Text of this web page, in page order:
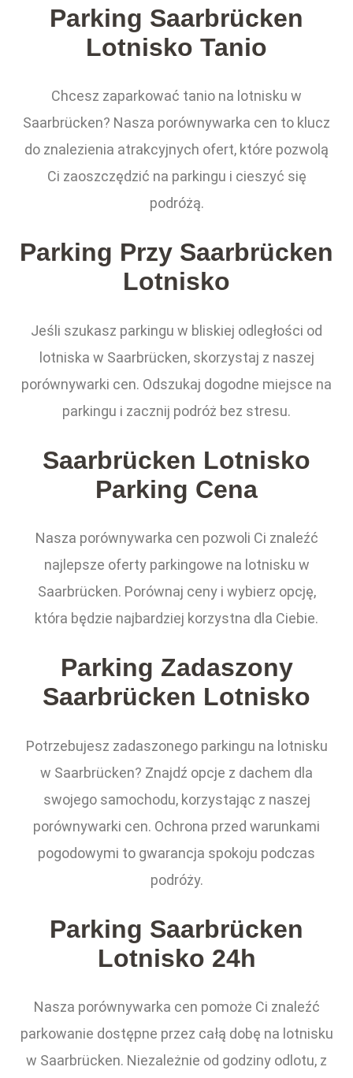
Parking Saarbrücken
Lotnisko Tanio
Chcesz zaparkować tanio na lotnisku w
Saarbrücken? Nasza porównywarka cen to klucz
do znalezienia atrakcyjnych ofert, które pozwolą
Ci zaoszczędzić na parkingu i cieszyć się
podróżą.
Parking Przy Saarbrücken
Lotnisko
Jeśli szukasz parkingu w bliskiej odległości od
lotniska w Saarbrücken, skorzystaj z naszej
porównywarki cen. Odszukaj dogodne miejsce na
parkingu i zacznij podróż bez stresu.
Saarbrücken Lotnisko
Parking Cena
Nasza porównywarka cen pozwoli Ci znaleźć
najlepsze oferty parkingowe na lotnisku w
Saarbrücken. Porównaj ceny i wybierz opcję,
która będzie najbardziej korzystna dla Ciebie.
Parking Zadaszony
Saarbrücken Lotnisko
Potrzebujesz zadaszonego parkingu na lotnisku
w Saarbrücken? Znajdź opcje z dachem dla
swojego samochodu, korzystając z naszej
porównywarki cen. Ochrona przed warunkami
pogodowymi to gwarancja spokoju podczas
podróży.
Parking Saarbrücken
Lotnisko 24h
Nasza porównywarka cen pomoże Ci znaleźć
parkowanie dostępne przez całą dobę na lotnisku
w Saarbrücken. Niezależnie od godziny odlotu, z